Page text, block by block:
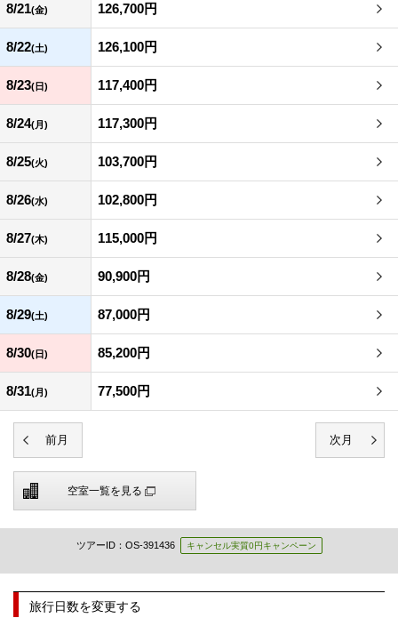
8/21(金) 126,700円
8/22(土) 126,100円
8/23(日) 117,400円
8/24(月) 117,300円
8/25(火) 103,700円
8/26(水) 102,800円
8/27(木) 115,000円
8/28(金) 90,900円
8/29(土) 87,000円
8/30(日) 85,200円
8/31(月) 77,500円
空室一覧を見る
ツアーID：OS-391436 キャンセル実質0円キャンペーン
旅行日数を変更する